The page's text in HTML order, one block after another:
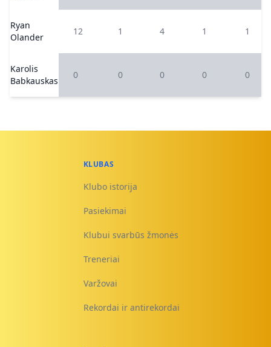
Ryan
Olander
12 1 4 1 1
Karolis
Babkauskas
0 0 0 0 0
KLUBAS
Klubo istorija
Pasiekimai
Klubui svarbūs žmonės
Treneriai
Varžovai
Rekordai ir antirekordai